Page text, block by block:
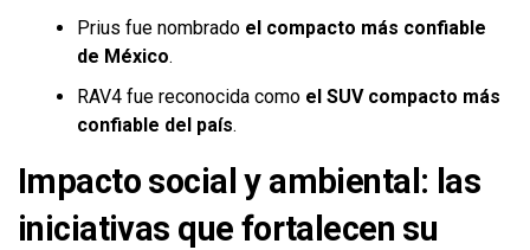
Prius fue nombrado el compacto más confiable
de México.
RAV4 fue reconocida como el SUV compacto más
confiable del país.
Impacto social y ambiental: las
iniciativas que fortalecen su